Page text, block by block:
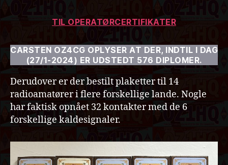
TIL OPERATØRCERTIFIKATER
CARSTEN OZ4CG OPLYSER AT DER, INDTIL I DAG
(27/1-2024) ER UDSTEDT 576 DIPLOMER.
Derudover er der bestilt plaketter til 14
radioamatører i flere forskellige lande. Nogle
har faktisk opnået 32 kontakter med de 6
forskellige kaldesignaler.